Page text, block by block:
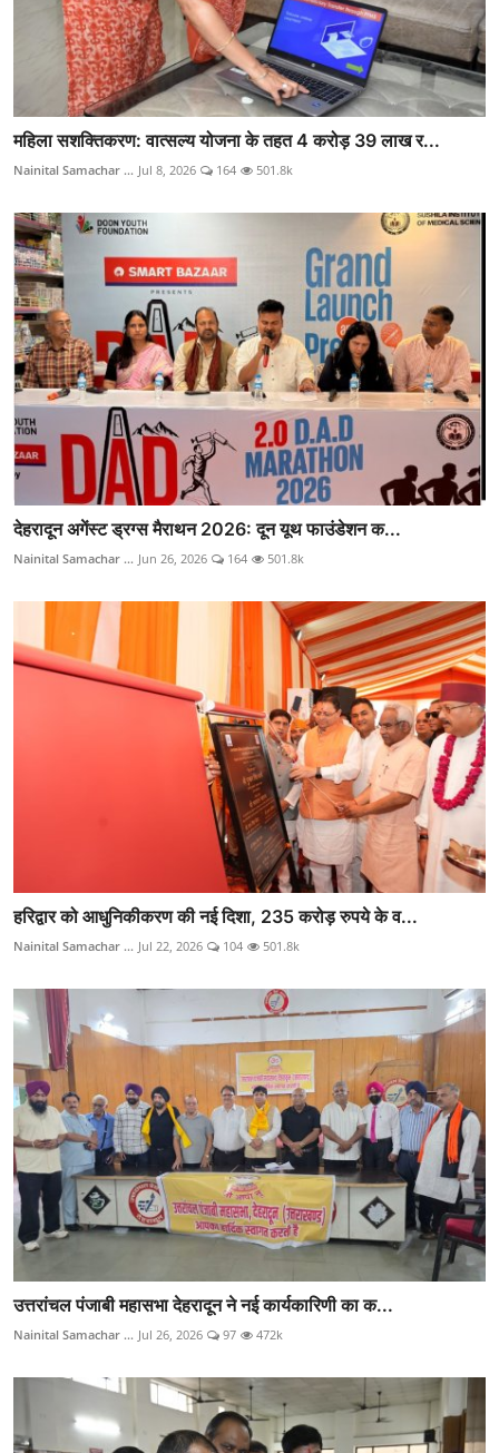
महिला सशक्तिकरण: वात्सल्य योजना के तहत 4 करोड़ 39 लाख र...
Nainital Samachar ... Jul 8, 2026 164 501.8k
देहरादून अगेंस्ट ड्रग्स मैराथन 2026: दून यूथ फाउंडेशन क...
Nainital Samachar ... Jun 26, 2026 164 501.8k
हरिद्वार को आधुनिकीकरण की नई दिशा, 235 करोड़ रुपये के व...
Nainital Samachar ... Jul 22, 2026 104 501.8k
उत्तरांचल पंजाबी महासभा देहरादून ने नई कार्यकारिणी का क...
Nainital Samachar ... Jul 26, 2026 97 472k